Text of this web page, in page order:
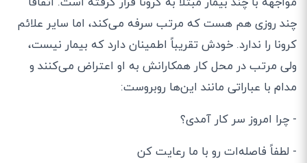
چند روزی هم هست که مرتب سرفه میکند، اما سایر علائم
کرونا را ندارد. خودش تقریباً اطمینان دارد که بیمار نیست،
ولی مرتب در محل کار همکارانش به او اعتراض میکنند و
مدام با عباراتی مانند اینها روبروست:
- چرا امروز سر کار آمدی؟
- لطفاً فاصلهات رو با ما رعایت کن